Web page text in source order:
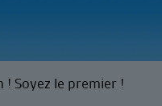
Soyez le premier !